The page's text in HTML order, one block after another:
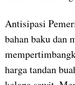
Antisipasi
bahan baku dan
harga tandan